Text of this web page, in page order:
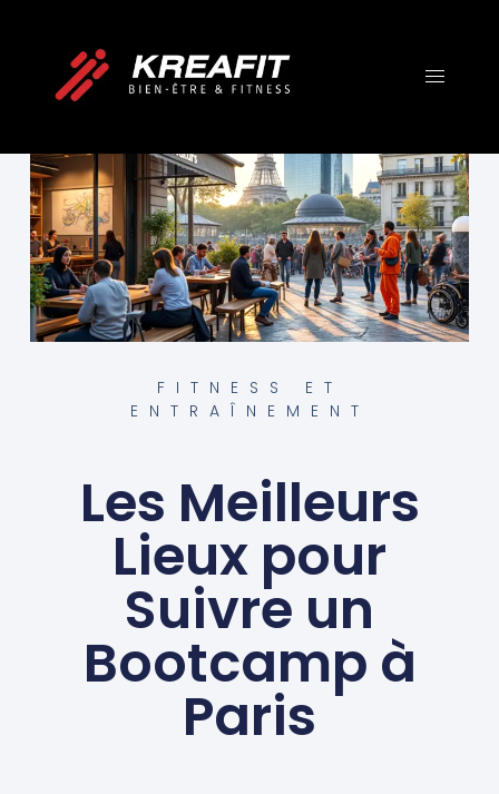
FITNESS ET
ENTRAÎNEMENT
Les Meilleurs
Lieux pour
Suivre un
Bootcamp à
Paris